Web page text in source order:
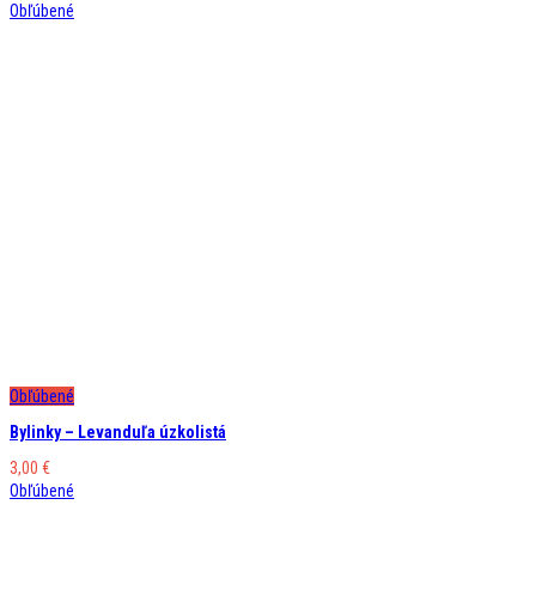
Obľúbené
Obľúbené
Bylinky – Levanduľa úzkolistá
3,00 €
Obľúbené